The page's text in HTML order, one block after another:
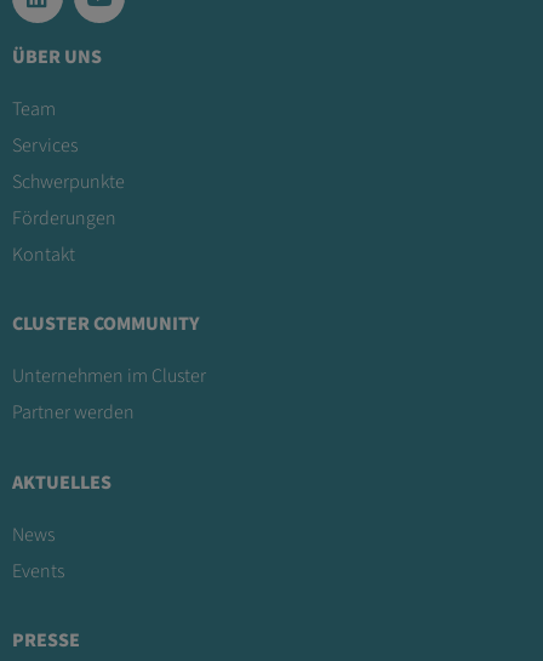
ÜBER UNS
Team
Services
Schwerpunkte
Förderungen
Kontakt
CLUSTER COMMUNITY
Unternehmen im Cluster
Partner werden
AKTUELLES
News
Events
PRESSE